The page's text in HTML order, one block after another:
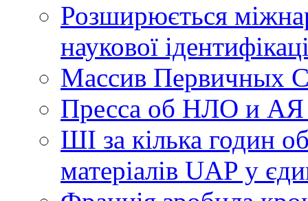
Розширюється
наукової
Массив Первичных
Пресса об НЛО и
ШІ за кілька годин
матеріалів UAP у